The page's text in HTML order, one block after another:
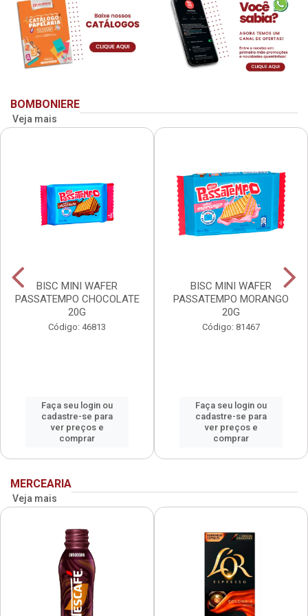
BOMBONIERE
Veja mais
BISC MINI WAFER
PASSATEMPO CHOCOLATE
20G
Código: 46813
Faça seu login ou
cadastre-se para
ver preços e
comprar
BISC MINI WAFER
PASSATEMPO MORANGO
20G
Código: 81467
Faça seu login ou
cadastre-se para
ver preços e
comprar
MERCEARIA
Veja mais